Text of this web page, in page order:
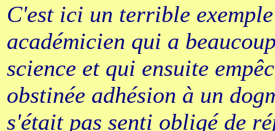
C'est ici un terrible
académicien qui a
science et qui ensuite
obstinée adhésion à un
s'était pas senti obligé de